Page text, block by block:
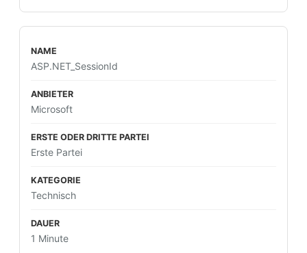
ASP.NET_SessionId
Microsoft
Erste Partei
Technisch
1 Minute